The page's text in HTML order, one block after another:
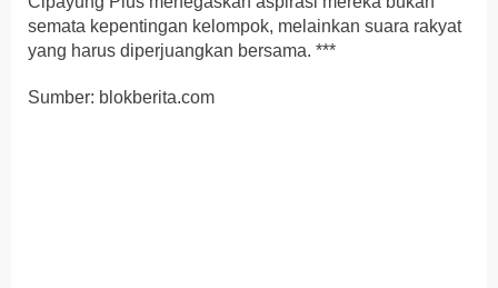
semata kepentingan kelompok, melainkan suara rakyat
yang harus diperjuangkan bersama. ***
Sumber: blokberita.com